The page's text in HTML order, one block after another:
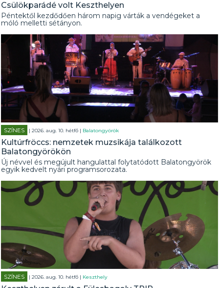
Csülökparádé volt Keszthelyen
Péntektől kezdődően három napig várták a vendégeket a
móló melletti sétányon.
SZÍNES | 2026. aug. 10. hétfő | Balatongyörök
Kultúrfröccs: nemzetek muzsikája találkozott
Balatongyörökön
Új névvel és megújult hangulattal folytatódott Balatongyörök
egyik kedvelt nyári programsorozata.
SZÍNES | 2026. aug. 10. hétfő | Keszthely